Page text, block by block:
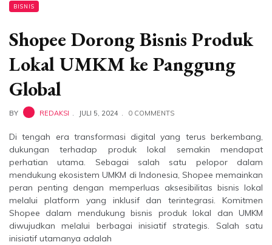
BISNIS
Shopee Dorong Bisnis Produk
Lokal UMKM ke Panggung
Global
BY REDAKSI JULI 5, 2024 0 COMMENTS
Di tengah era transformasi digital yang terus berkembang,
dukungan terhadap produk lokal semakin mendapat
perhatian utama. Sebagai salah satu pelopor dalam
mendukung ekosistem UMKM di Indonesia, Shopee memainkan
peran penting dengan memperluas aksesibilitas bisnis lokal
melalui platform yang inklusif dan terintegrasi. Komitmen
Shopee dalam mendukung bisnis produk lokal dan UMKM
diwujudkan melalui berbagai inisiatif strategis. Salah satu
inisiatif utamanya adalah